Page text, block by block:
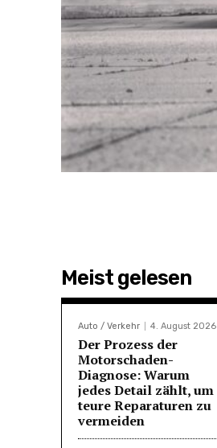
Meist gelesen
Auto / Verkehr 4. August 2026
Der Prozess der
Motorschaden-
Diagnose: Warum
jedes Detail zählt, um
teure Reparaturen zu
vermeiden